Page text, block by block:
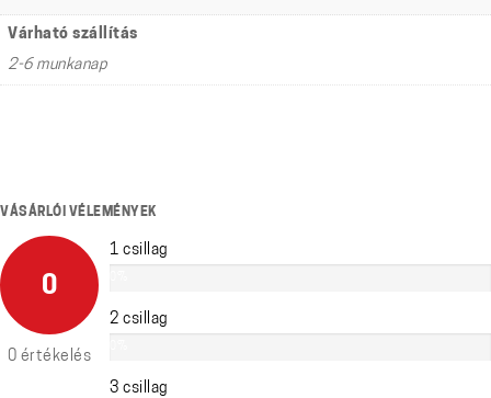
Várható szállítás
2-6 munkanap
VÁSÁRLÓI VÉLEMÉNYEK
0
0 értékelés
1 csillag
2 csillag
3 csillag